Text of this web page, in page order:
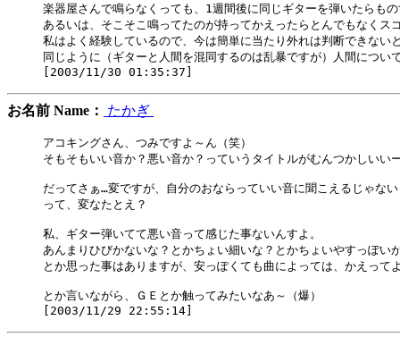
楽器屋さんで鳴らなくっても、1週間後に同じギターを弾いたらも
あるいは、そこそこ鳴ってたのが持ってかえったらとんでもなくス
私はよく経験しているので、今は簡単に当たり外れは判断できない
同じように（ギターと人間を混同するのは乱暴ですが）人間につい
お名前 Name： たかぎ
アコキングさん、つみですよ～ん（笑）
そもそもいい音か？悪い音か？っていうタイトルがむんつかしいい
だってさぁ…変ですが、自分のおならっていい音に聞こえるじゃな
って、変なたとえ？
私、ギター弾いてて悪い音って感じた事ないんすよ。
あんまりひびかないな？とかちょい細いな？とかちょいやすっぽい
とか思った事はありますが、安っぽくても曲によっては、かえって
とか言いながら、ＧＥとか触ってみたいなあ～（爆）